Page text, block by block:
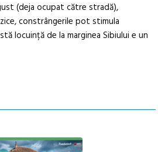
(deja ocupat către stradă),
zice, constrângerile pot stimula
locuință de la marginea Sibiului e un